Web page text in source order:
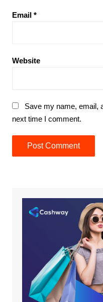
Email *
Website
Save my name, email,
next time I comment.